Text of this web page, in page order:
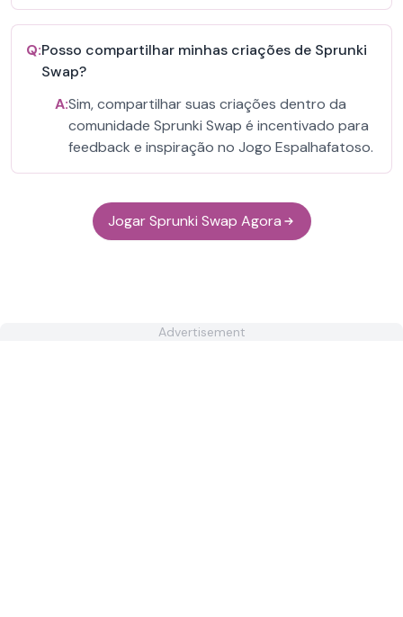
Q:Posso compartilhar minhas criações de Sprunki
Swap?
A:Sim, compartilhar suas criações dentro da
comunidade Sprunki Swap é incentivado para
feedback e inspiração no Jogo Espalhafatoso.
Jogar Sprunki Swap Agora
Advertisement